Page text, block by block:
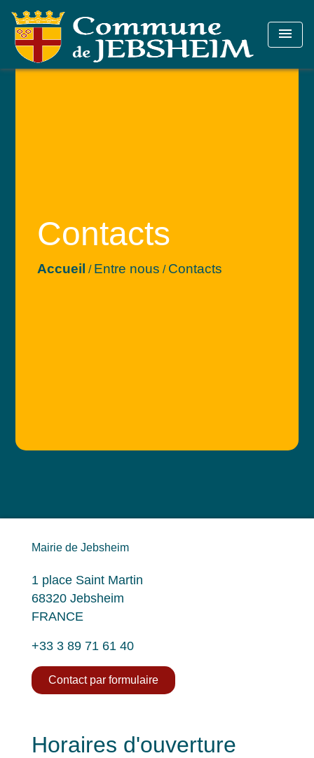
menu
Contacts
Accueil / Entre nous / Contacts
Mairie de Jebsheim
1 place Saint Martin
68320 Jebsheim
FRANCE
+33 3 89 71 61 40
Contact par formulaire
Horaires d'ouverture